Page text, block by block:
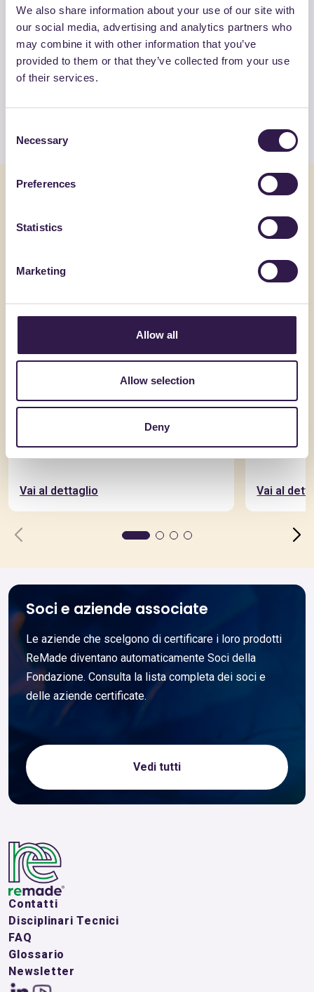
We also share information about your use of our site with
our social media, advertising and analytics partners who
may combine it with other information that you’ve
provided to them or that they’ve collected from your use
of their services.
Selection
Necessary
Preferences
Statistics
Marketing
Allow all
Allow selection
Deny
ALTRI PRODOTTI
Guarda la lista completa dei prodotti
certificati di FERRACUTI SRL
Potrebbe interessarti anche
Pavimentazioni
Atlante
Vai al dettaglio
Polaris
Vai al
Soci e aziende associate
Le aziende che scelgono di certificare i loro prodotti
ReMade diventano automaticamente Soci della
Fondazione. Consulta la lista completa dei soci e
delle aziende certificate.
Vedi tutti
Contatti
Disciplinari Tecnici
FAQ
Glossario
Newsletter